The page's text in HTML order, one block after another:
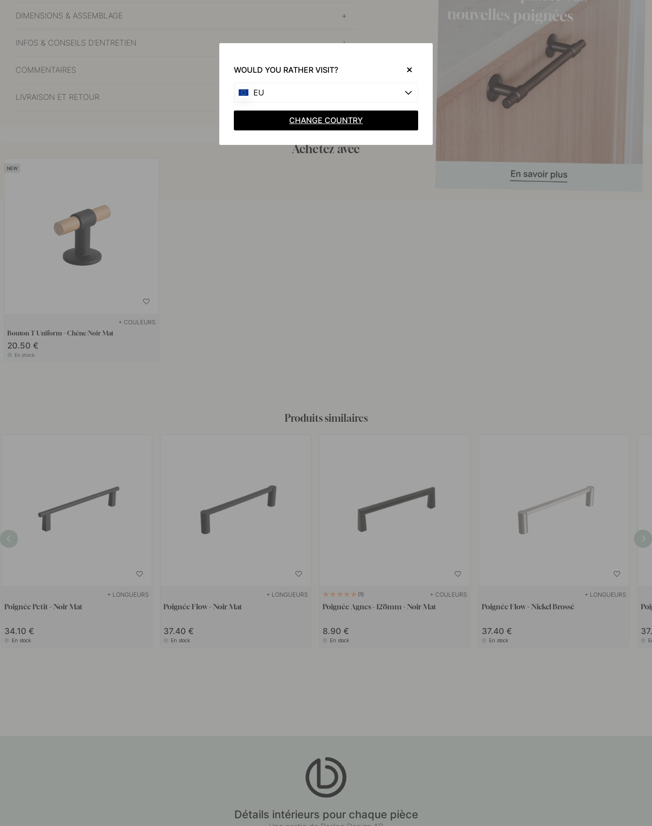
DIMENSIONS & ASSEMBLAGE
INFOS & CONSEILS D'ENTRETIEN
COMMENTAIRES
LIVRAISON ET RETOUR
Achetez avec
+ COULEURS
Bouton T Uniform - Chêne/Noir Mat
20.50 €
En stock
Produits similaires
+ LONGUEURS
Poignée Petit - Noir Mat
34.10
En stock
+ LONGUEURS
Poignée Flow - Noir Mat
37.40
En stock
1 + COULEURS
Poignée Agnes - 128mm - Noir Mat
8.90
En stock
+ LONGUEURS
Poignée Flow - Nickel Brossé
37.40
En stock
Détails intérieurs pour chaque pièce
WOULD YOU RATHER VISIT?
EU
CHANGE COUNTRY